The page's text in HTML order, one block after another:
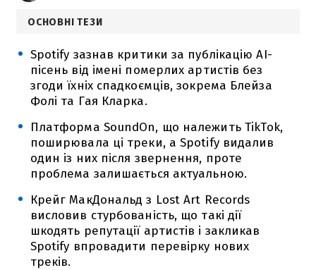
ОСНОВНІ ТЕЗИ
Spotify зазнав критики за публікацію AI-
пісень від імені померлих артистів без
згоди їхніх спадкоємців, зокрема Блейза
Фолі та Гая Кларка.
Платформа SoundOn, що належить TikTok,
поширювала ці треки, а Spotify видалив
один із них після звернення, проте
проблема залишається актуальною.
Крейг МакДональд з Lost Art Records
висловив стурбованість, що такі дії
шкодять репутації артистів і закликав
Spotify впровадити перевірку нових
треків.